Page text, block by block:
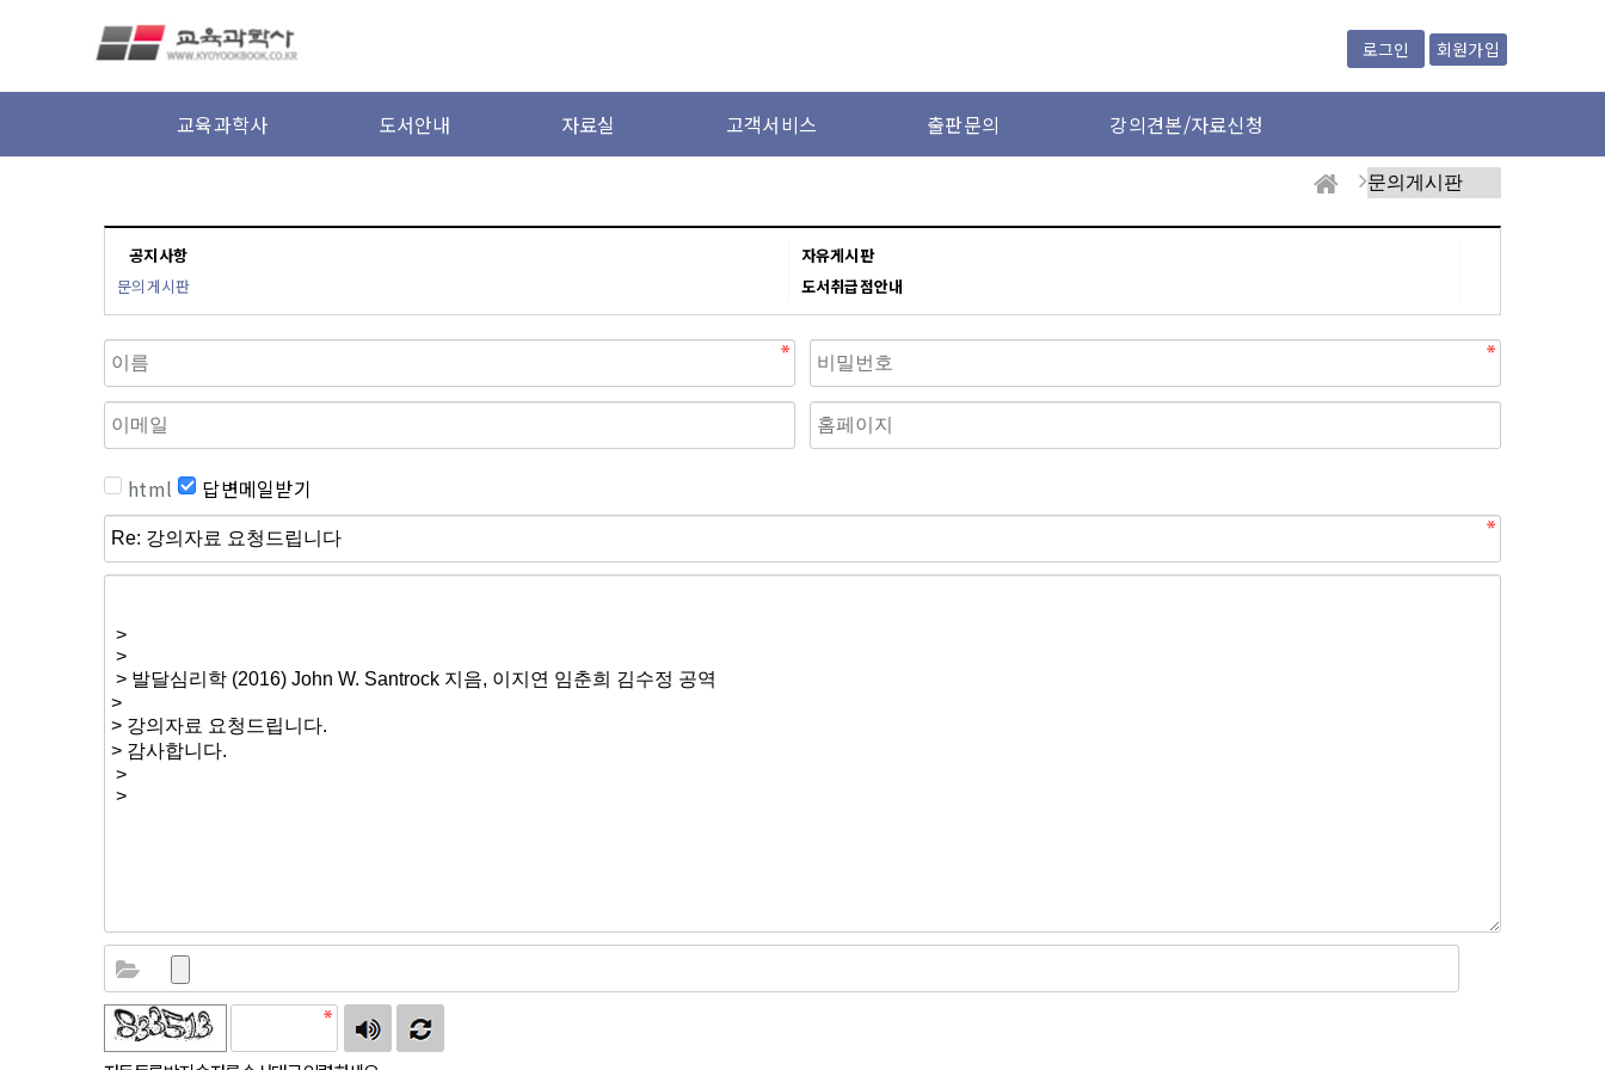
로그인 회원가입
교육과학사 도서안내 자료실 고객서비스 출판문의 강의견본/자료신청
공지사항
자유게시판
문의게시판
도서취급점안내
html 답변메일받기